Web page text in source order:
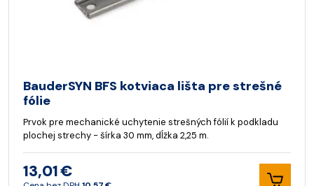
BauderSYN BFS kotviaca lišta pre strešné
fólie
Prvok pre mechanické uchytenie strešných fólií k podkladu
plochej strechy - šírka 30 mm, dĺžka 2,25 m.
13,01 €